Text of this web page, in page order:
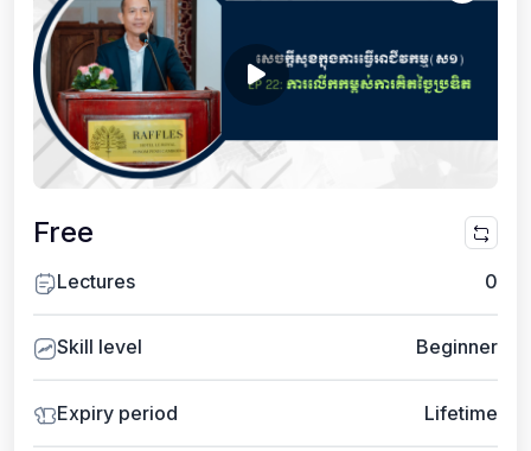
Free
Lectures 0
Skill level Beginner
Expiry period Lifetime